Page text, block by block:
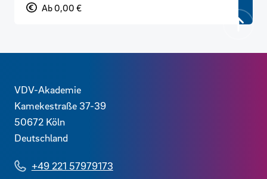
PreisAb 0,00 €
Kontaktdaten und weitere Links
VDV-Akademie
Kamekestraße 37-39
50672 Köln
Deutschland
+49 221 57979173